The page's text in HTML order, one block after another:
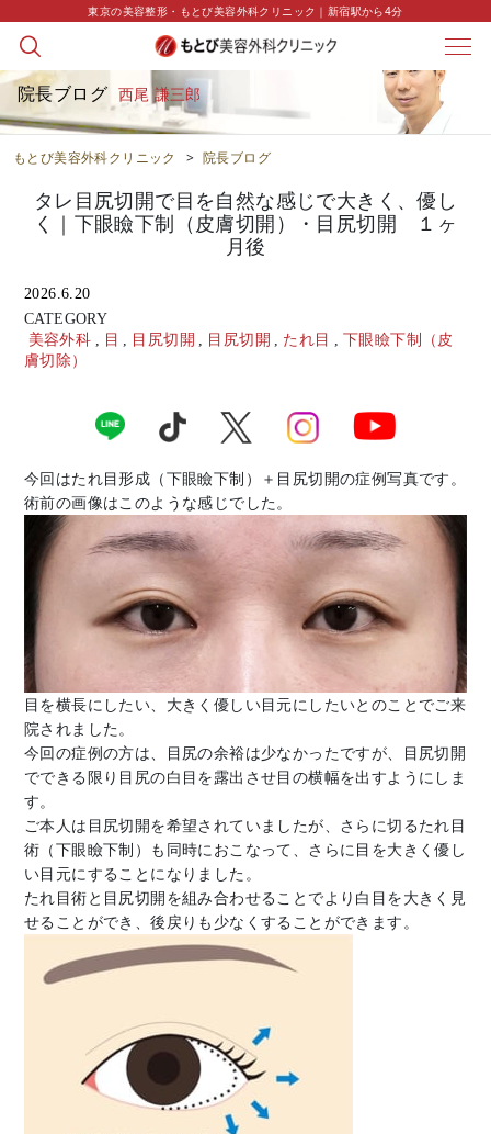
東京の美容整形・もとび美容外科クリニック｜新宿駅から4分
院長ブログ 西尾 謙三郎
もとび美容外科クリニック > 院長ブログ
タレ目尻切開で目を自然な感じで大きく、優し
く｜下眼瞼下制（皮膚切開）・目尻切開 １ヶ
月後
2026.6.20
CATEGORY
美容外科
目 目尻切開 目尻切開 たれ目
下眼瞼下制（皮
膚切除）
今回はたれ目形成（下眼瞼下制）＋目尻切開の症例写真です。
術前の画像はこのような感じでした。
目を横長にしたい、大きく優しい目元にしたいとのことでご来
院されました。
今回の症例の方は、目尻の余裕は少なかったですが、目尻切開
でできる限り目尻の白目を露出させ目の横幅を出すようにしま
す。
ご本人は目尻切開を希望されていましたが、さらに切るたれ目
術（下眼瞼下制）も同時におこなって、さらに目を大きく優し
い目元にすることになりました。
たれ目術と目尻切開を組み合わせることでより白目を大きく見
せることができ、後戻りも少なくすることができます。